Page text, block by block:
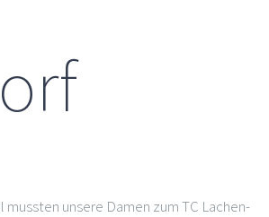
unsere Damen zum TC Lachen-